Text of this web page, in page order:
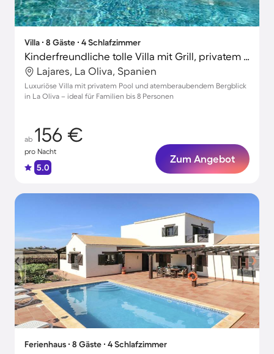
Villa ∙ 8 Gäste ∙ 4 Schlafzimmer
Kinderfreundliche tolle Villa mit Grill, privatem Pool und Terrasse | Bergblick
Lajares, La Oliva, Spanien
Luxuriöse Villa mit privatem Pool und atemberaubendem Bergblick
in La Oliva – ideal für Familien bis 8 Personen
ab 156 €
pro Nacht
5.0
Zum Angebot
Ferienhaus ∙ 8 Gäste ∙ 4 Schlafzimmer